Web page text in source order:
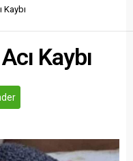
Kaybı
Kaybı